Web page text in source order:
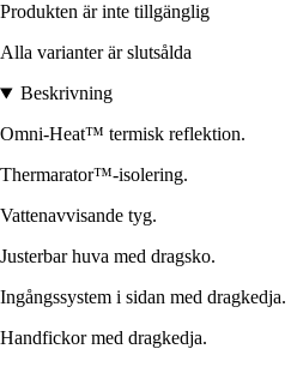
Produkten är inte tillgänglig
Alla varianter är slutsålda
Beskrivning
Omni-Heat™ termisk reflektion.
Thermarator™-isolering.
Vattenavvisande tyg.
Justerbar huva med dragsko.
Ingångssystem i sidan med dragkedja.
Handfickor med dragkedja.